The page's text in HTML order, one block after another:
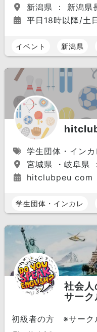
新潟県 ： 新潟県
平日18時以降/土
イベント 新潟県
学生団体・インカ
宮城県 ・岐阜
hitclubpeu com
学生団体・インカレ
社会
サー
初級者の方 ※サーク